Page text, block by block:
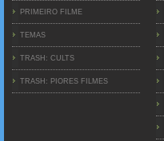
PRIMEIRO FILME
TEMAS
TRASH: CULTS
TRASH: PIORES FILMES